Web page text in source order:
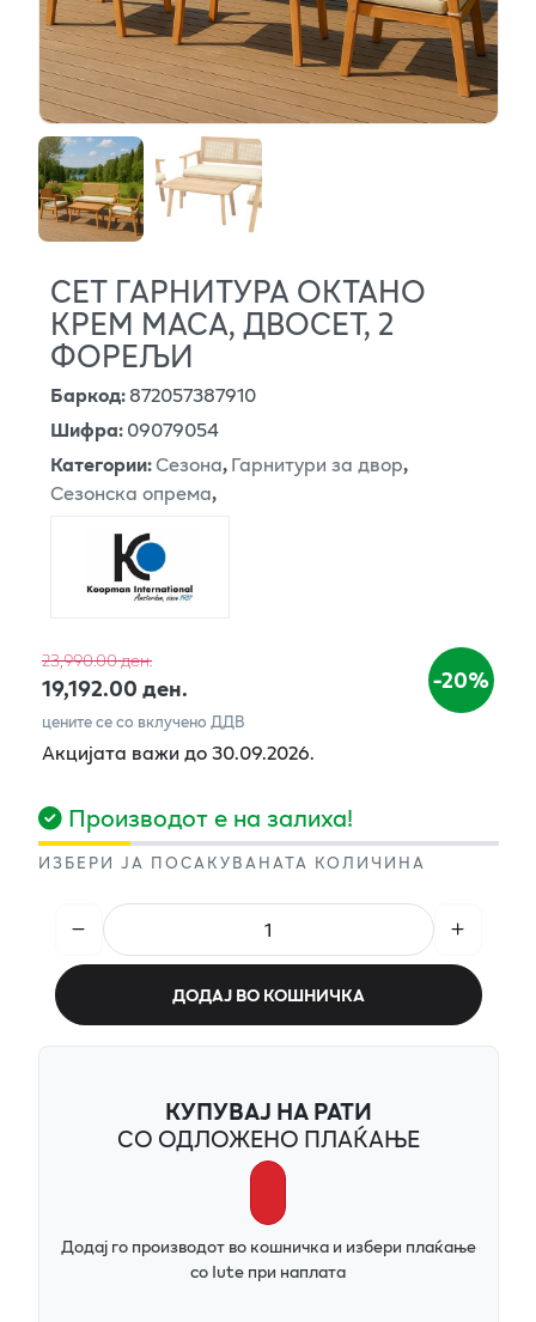
СЕТ ГАРНИТУРА ОКТАНО
КРЕМ МАСА, ДВОСЕТ, 2
ФОРЕЉИ
Баркод:872057387910
Шифра:09079054
Категории:Сезона,Гарнитури за двор,
Сезонска опрема,
23,990.00 ден.
19,192.00 ден. -20%
цените се со вклучено ДДВ
Акцијата важи до 30.09.2026.
Производот е на залиха!
ИЗБЕРИ ЈА ПОСАКУВАНАТА КОЛИЧИНА
ДОДАЈ ВО КОШНИЧКА
КУПУВАЈ НА РАТИ
СО ОДЛОЖЕНО ПЛАЌАЊЕ
Додај го производот во кошничка и избери плаќање
со Iute при наплата